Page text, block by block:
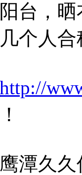
台，
个人合
http://
潭久久